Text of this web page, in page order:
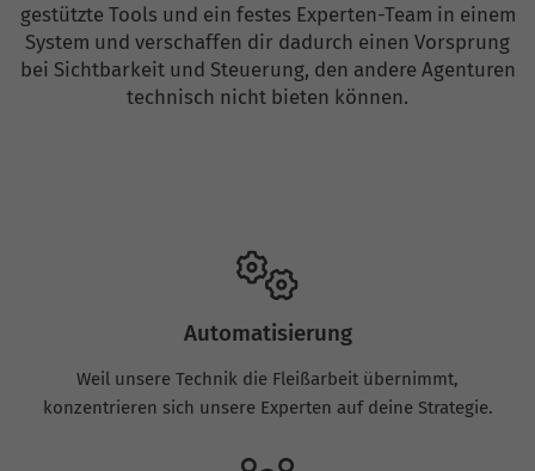
gestützte Tools und ein festes Experten-Team in einem
System und verschaffen dir dadurch einen Vorsprung
bei Sichtbarkeit und Steuerung, den andere Agenturen
technisch nicht bieten können.
Automatisierung
Weil unsere Technik die Fleißarbeit übernimmt,
konzentrieren sich unsere Experten auf deine Strategie.